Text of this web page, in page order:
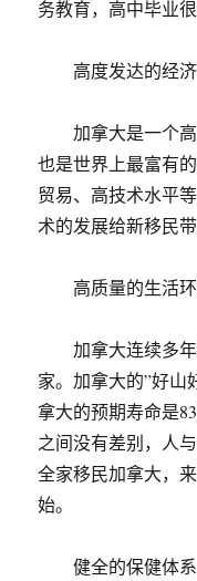
务教育，高中毕业
高度发达的经济
加拿大是一个高
也是世界上最富有
贸易、高技术水平
术的发展给新移民
高质量的生活
加拿大连续多年
家。加拿大的”好山
拿大的预期寿命是
之间没有差别，人
全家移民加拿大，
始。
健全的保健体系